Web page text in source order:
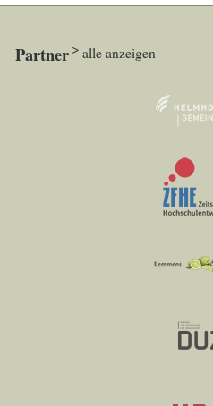
Partner alle anzeigen